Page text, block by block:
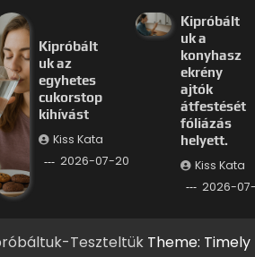
Kipróbált
uk az
egyhetes
cukorstop
kihívást
Kiss Kata
2026-07-20
Kipróbált
uk a
konyhasz
ekrény
ajtók
átfestését
fóliázás
helyett.
Kiss Kata
2026-
Teszteltük Theme: Timely